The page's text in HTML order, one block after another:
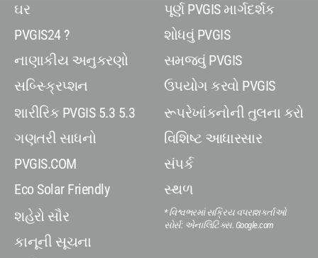
ઘર
PVGIS24 ?
નાણાકીય અનુકરણો
સબ્સ્ક્રિપ્શન
શારીરિક PVGIS 5.3 5.3
ગણતરી સાધનો
PVGIS.COM
Eco Solar Friendly
શહેરો સૌર
કાનૂની સૂચના
પૂર્ણ PVGIS માર્ગદર્શક
શોધવું PVGIS
સમજવું PVGIS
ઉપયોગ કરવો PVGIS
રૂપરેખાંકનોની તુલના કરો
વિશિષ્ટ આધારસાર
સંપર્ક
સ્થળ
* વિશ્વભરમાં સક્રિય વપરાશકર્તાઓ
સોર્સ: એનાલિટિક્સ. Google.com